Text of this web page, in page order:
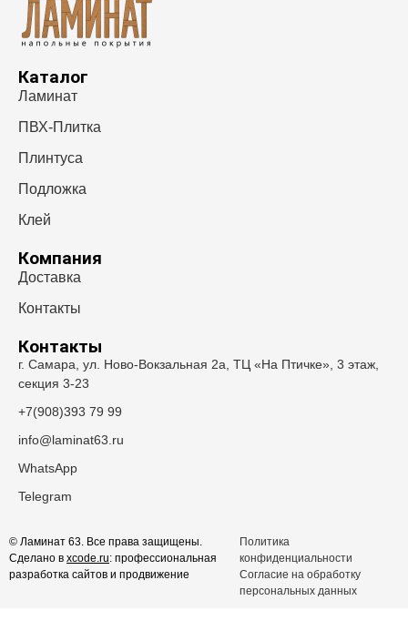
Каталог
Ламинат
ПВХ-Плитка
Плинтуса
Подложка
Клей
Компания
Доставка
Контакты
Контакты
г. Самара, ул. Ново-Вокзальная 2а, ТЦ «На Птичке», 3 этаж,
секция 3-23
+7(908)393 79 99
info@laminat63.ru
WhatsApp
Telegram
© Ламинат 63. Все права защищены.
Сделано в xcode.ru: профессиональная
разработка сайтов и продвижение
Политика
конфиденциальности
Согласие на обработку
персональных данных